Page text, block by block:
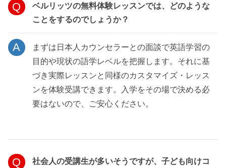
ベルリッツの無料体験レッスンでは、どのような
ことをするのでしょうか？
まずは日本人カウンセラーとの面談で英語学習の
目的や現状の語学レベルを把握します。それに基
づき実際レッスンと同様のカスタマイズ・レッス
ンを体験受講できます。入学をその場で決める必
要はないので、ご安心ください。
社会人の受講生が多いそうですが、子ども向けコ